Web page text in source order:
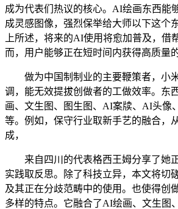
成为代表们热议的核心。AI绘画东西能
成灵感图像，强烈保举给大师以下这
上所述，将来的AI使用将愈加普及，借
而，用户能够正在短时间内获得高质量
做为中国制制业的主要鞭策者，小
调，能无效提拔创做者的工做效率。东
画、文生图、图生图、AI案牍、AI头像
等。例如，保守行业取新手艺的融合，
成，
来自四川的代表格西王姆分享了她
实践取反思。除了科技立异，本文将切
及其正在分歧范畴中的使用。也使得创
多样的特点。它融合了AI绘画、文生图